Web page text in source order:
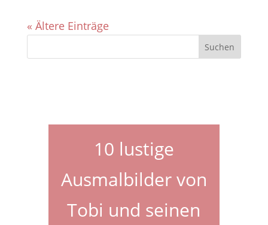
« Ältere Einträge
10 lustige
Ausmalbilder von
Tobi und seinen